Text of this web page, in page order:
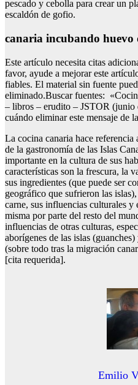
pescado y cebolla para crear un
escaldón de gofio.
canaria incubando huevo
Este artículo necesita citas
favor, ayude a mejorar este
fiables. El material sin fuente
eliminado.Buscar fuentes:
– libros – erudito – JSTOR
cuándo eliminar este mensaje de
La cocina canaria hace
de la gastronomía de las Islas
importante en la cultura de sus
características son la frescura, la
sus ingredientes (que puede ser
geográfico que sufrieron las
carne, sus influencias culturales y
misma por parte del resto del
influencias de otras culturas,
aborígenes de las islas
(sobre todo tras la migración
[cita requerida].
Emilio